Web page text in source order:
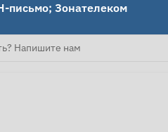
письмо; Зонателеком
Напишите нам